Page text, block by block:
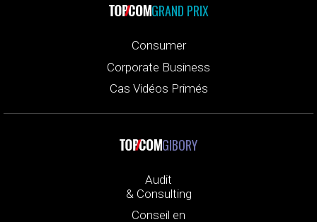
GRAND PRIX
Consumer
Corporate Business
Cas Vidéos Primés
GIBORY
Audit
& Consulting
Conseil en